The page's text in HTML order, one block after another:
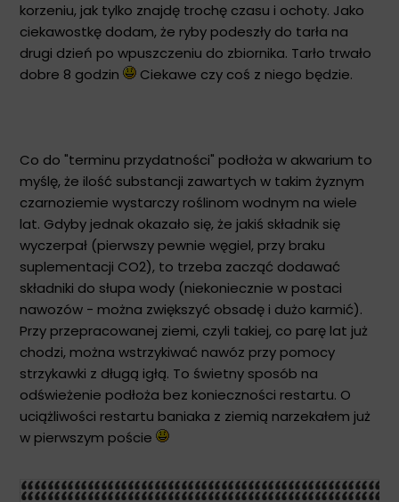
korzeniu, jak tylko znajdę trochę czasu i ochoty. Jako
ciekawostkę dodam, że ryby podeszły do tarła na
drugi dzień po wpuszczeniu do zbiornika. Tarło trwało
dobre 8 godzin
Ciekawe czy coś z niego będzie.
Co do "terminu przydatności" podłoża w akwarium to
myślę, że ilość substancji zawartych w takim żyznym
czarnoziemie wystarczy roślinom wodnym na wiele
lat. Gdyby jednak okazało się, że jakiś składnik się
wyczerpał (pierwszy pewnie węgiel, przy braku
suplementacji CO2), to trzeba zacząć dodawać
składniki do słupa wody (niekoniecznie w postaci
nawozów - można zwiększyć obsadę i dużo karmić).
Przy przepracowanej ziemi, czyli takiej, co parę lat już
chodzi, można wstrzykiwać nawóz przy pomocy
strzykawki z długą igłą. To świetny sposób na
odświeżenie podłoża bez konieczności restartu. O
uciążliwości restartu baniaka z ziemią narzekałem już
w pierwszym poście